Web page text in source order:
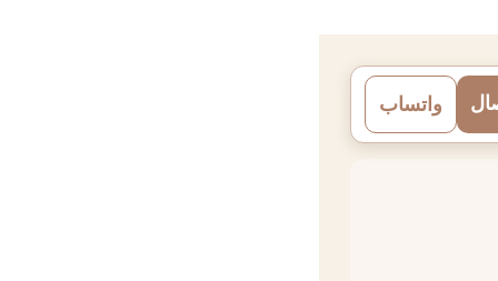
واتساب